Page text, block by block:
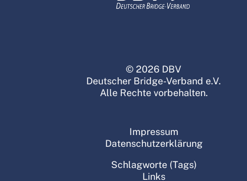
© 2026 DBV
Deutscher Bridge-Verband e.V.
Alle Rechte vorbehalten.
Impressum
Datenschutzerklärung
Schlagworte (Tags)
Links